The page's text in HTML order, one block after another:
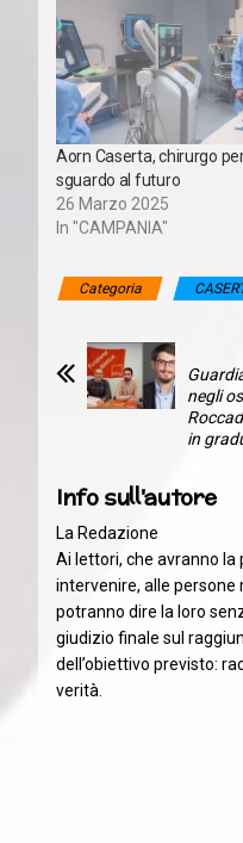
Aorn Caserta, chirurgo
sguardo al futuro
26 Marzo 2025
In "CAMPANIA"
Categoria
negli
in
Info sull'autore
La Redazione
Ai lettori, che avranno la
intervenire, alle persone
potranno dire la loro
giudizio finale sul
dell’obiettivo previsto:
verità.